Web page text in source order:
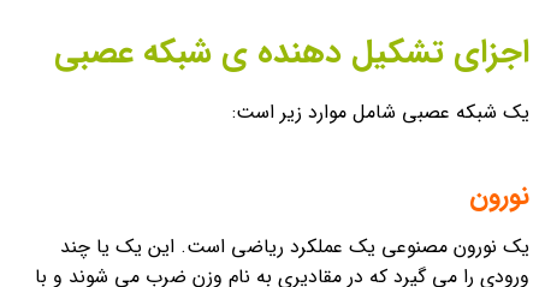
اجزای تشکیل دهنده ی شبکه عصبی
یک شبکه عصبی شامل موارد زیر است:
نورون
یک نورون مصنوعی یک عملکرد ریاضی است. این یک یا چند
ورودی را می گیرد که در مقادیری به نام وزن ضرب می شوند و با